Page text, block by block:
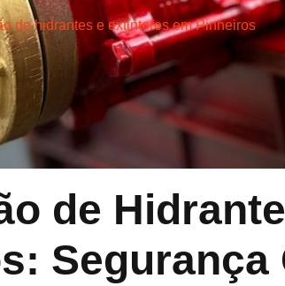
de hidrantes e extintores em Pinheiros
de